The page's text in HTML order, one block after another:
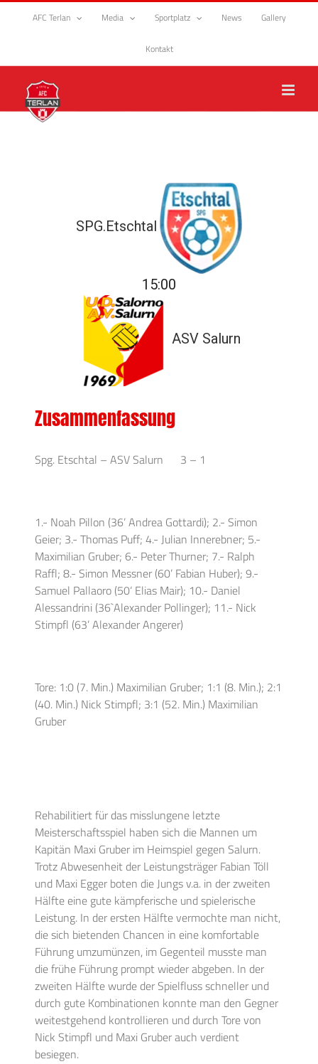
Zum
AFC Terlan Media Sportplatz News Gallery
Kontakt
SPG.Etschtal
15:00
ASV Salurn
Zusammenfassung
Spg. Etschtal – ASV Salurn 3 – 1
1.- Noah Pillon (36’ Andrea Gottardi); 2.- Simon
Geier; 3.- Thomas Puff; 4.- Julian Innerebner; 5.-
Maximilian Gruber; 6.- Peter Thurner; 7.- Ralph
Raffl; 8.- Simon Messner (60’ Fabian Huber); 9.-
Samuel Pallaoro (50‘ Elias Mair); 10.- Daniel
Alessandrini (36`Alexander Pollinger); 11.- Nick
Stimpfl (63’ Alexander Angerer)
Tore: 1:0 (7. Min.) Maximilian Gruber; 1:1 (8. Min.); 2:1
(40. Min.) Nick Stimpfl; 3:1 (52. Min.) Maximilian
Gruber
Rehabilitiert für das misslungene letzte
Meisterschaftsspiel haben sich die Mannen um
Kapitän Maxi Gruber im Heimspiel gegen Salurn.
Trotz Abwesenheit der Leistungsträger Fabian Töll
und Maxi Egger boten die Jungs v.a. in der zweiten
Hälfte eine gute kämpferische und spielerische
Leistung. In der ersten Hälfte vermochte man nicht,
die sich bietenden Chancen in eine komfortable
Führung umzumünzen, im Gegenteil musste man
die frühe Führung prompt wieder abgeben. In der
zweiten Hälfte wurde der Spielfluss schneller und
durch gute Kombinationen konnte man den Gegner
weitestgehend kontrollieren und durch Tore von
Nick Stimpfl und Maxi Gruber auch verdient
besiegen.